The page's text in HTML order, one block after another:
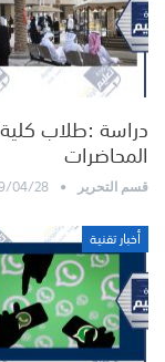
دراسة :طلاب
المحاضرات
قسم التحرير 04/28
أخبار تقنية